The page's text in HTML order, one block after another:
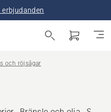
erbjudanden
och röjsågar